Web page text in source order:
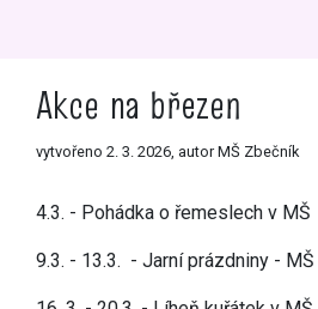
Akce na březen
vytvořeno 2. 3. 2026, autor MŠ Zbečník
4.3. - Pohádka o řemeslech v MŠ
9.3. - 13.3. - Jarní prázdniny -